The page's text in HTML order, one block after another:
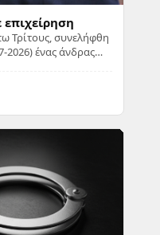
Τρίτους, συνελήφθη
2026) ένας άνδρας